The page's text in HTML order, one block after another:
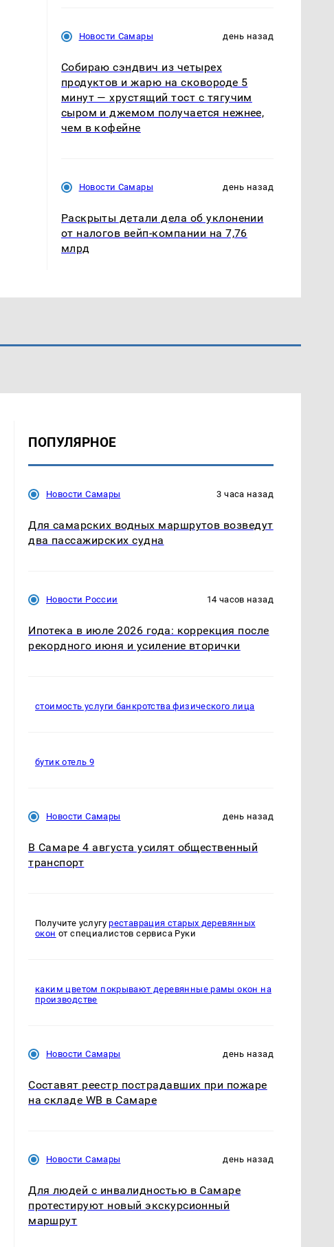
Новости Самары день назад
Собираю сэндвич из четырех
продуктов и жарю на сковороде 5
минут — хрустящий тост с тягучим
сыром и джемом получается нежнее,
чем в кофейне
Новости Самары день назад
Раскрыты детали дела об уклонении
от налогов вейп-компании на 7,76
млрд
ПОПУЛЯРНОЕ
Новости Самары 3 часа назад
Для самарских водных маршрутов возведут
два пассажирских судна
Новости России 14 часов назад
Ипотека в июле 2026 года: коррекция после
рекордного июня и усиление вторички
стоимость услуги банкротства физического лица
бутик отель 9
Новости Самары день назад
В Самаре 4 августа усилят общественный
транспорт
Получите услугуреставрация старых деревянных
окон от специалистов сервиса Руки
каким цветом покрывают деревянные рамы окон на
производстве
Новости Самары день назад
Составят реестр пострадавших при пожаре
на складе WB в Самаре
Новости Самары день назад
Для людей с инвалидностью в Самаре
протестируют новый экскурсионный
маршрут